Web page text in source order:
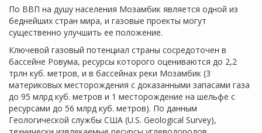
По ВВП на душу населения Мозамбик является одной из
беднейших стран мира, и газовые проекты могут
существенно улучшить ее положение.
Ключевой газовый потенциал страны сосредоточен в
бассейне Ровума, ресурсы которого оцениваются до 2,2
трлн куб. метров, и в бассейнах реки Мозамбик (3
материковых месторождения с доказанными запасами газа
до 95 млрд куб. метров и 1 месторождение на шельфе с
ресурсами до 56 млрд куб. метров). По данным
Геологической службы США (U.S. Geological Survey),